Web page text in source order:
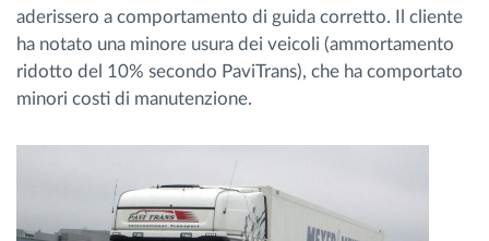
aderissero a comportamento di guida corretto. Il cliente
ha notato una minore usura dei veicoli (ammortamento
ridotto del 10% secondo PaviTrans), che ha comportato
minori costi di manutenzione.